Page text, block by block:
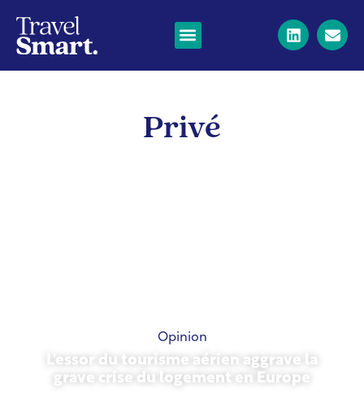
Privé
Opinion
L'essor du tourisme aérien aggrave la
grave crise du logement en Europe